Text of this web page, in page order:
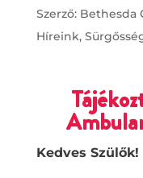
Szerző: Bethesda
Híreink,
Kedves Szülők!